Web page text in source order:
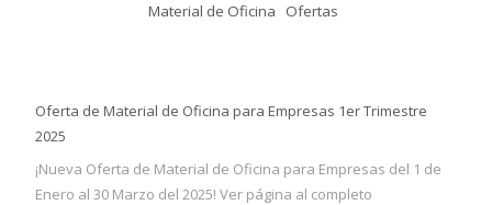
Material de Oficina Ofertas
Oferta de Material de Oficina para Empresas 1er Trimestre
2025
¡Nueva Oferta de Material de Oficina para Empresas del 1 de
Enero al 30 Marzo del 2025! Ver página al completo